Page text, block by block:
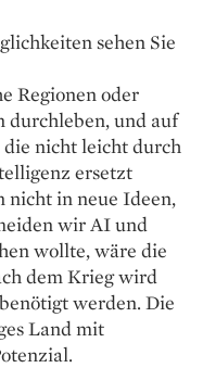
sehen Sie
Regionen oder
durchleben, und auf
nicht leicht durch
ersetzt
nicht in neue Ideen,
wir AI und
wollte, wäre die
dem Krieg wird
werden. Die
Land mit